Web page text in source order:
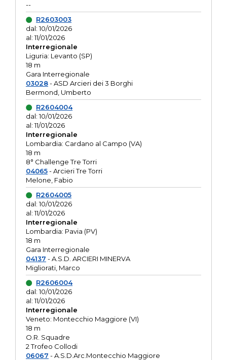
--
R2603003
dal: 10/01/2026
al: 11/01/2026
Interregionale
Liguria: Levanto (SP)
18 m
Gara Interregionale
03028- ASD Arcieri dei 3 Borghi
Bermond, Umberto
R2604004
dal: 10/01/2026
al: 11/01/2026
Interregionale
Lombardia: Cardano al Campo (VA)
18 m
8° Challenge Tre Torri
04065- Arcieri Tre Torri
Melone, Fabio
R2604005
dal: 10/01/2026
al: 11/01/2026
Interregionale
Lombardia: Pavia (PV)
18 m
Gara Interregionale
04137 - A.S.D. ARCIERI MINERVA
Migliorati, Marco
R2606004
dal: 10/01/2026
al: 11/01/2026
Interregionale
Veneto: Montecchio Maggiore (VI)
18 m
O.R. Squadre
2 Trofeo Collodi
06067 - A.S.D.Arc.Montecchio Maggiore